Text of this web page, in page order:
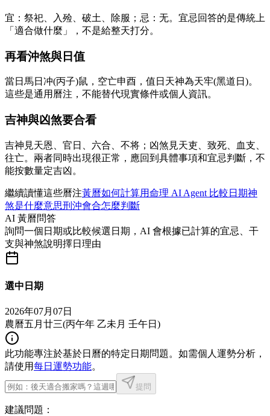
宜：祭祀、入殓、破土、除服；忌：无。宜忌回答的是傳統上
「適合做什麼」，不是給整天打分。
再看沖煞與日值
當日馬日冲(丙子)鼠，空亡申酉，值日天神為天牢(黑道日)。
這些是通用曆注，不能替代現實條件或個人資訊。
吉神與凶煞要合看
吉神見天恩、官日、六合、不将；凶煞見天吏、致死、血支、
往亡。兩者同時出現很正常，應回到具體事項和宜忌判斷，不
能按數量定吉凶。
繼續讀懂這些曆注黃曆如何計算用命理 AI Agent 比較日期神
煞是什麼意思刑沖會合怎麼判斷
AI 黃曆問答
詢問一個日期或比較候選日期，AI 會根據已計算的宜忌、干
支與神煞說明擇日理由
選中日期
2026年07月07日
農曆五月廿三(丙午年 乙未月 壬午日 )
此功能專注於基於日曆的特定日期問題。如需個人運勢分析，
請使用每日運勢功能。
提問
建議問題：